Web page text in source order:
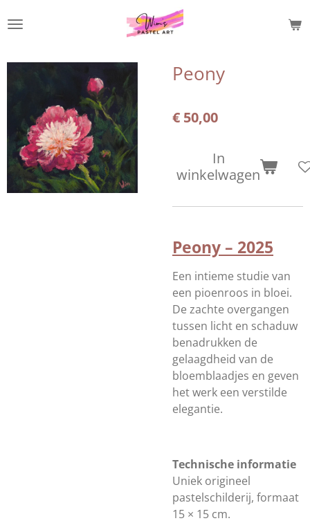
direct
de
Peony
€ 50,00
In
winkelwagen
Peony – 2025
Een intieme studie van
een pioenroos in bloei.
De zachte overgangen
tussen licht en schaduw
benadrukken de
gelaagdheid van de
bloemblaadjes en geven
het werk een verstilde
elegantie.
Technische informatie
Uniek origineel
pastelschilderij, formaat
15 × 15 cm.